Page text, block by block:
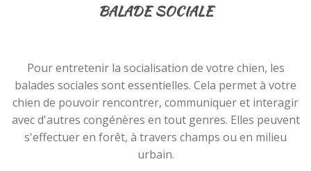
BALADE SOCIALE
Pour entretenir la socialisation de votre chien, les
balades sociales sont essentielles. Cela permet à votre
chien de pouvoir rencontrer, communiquer et interagir
avec d'autres congénères en tout genres. Elles peuvent
s'effectuer en forêt, à travers champs ou en milieu
urbain.